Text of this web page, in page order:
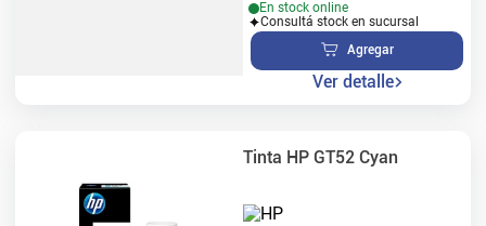
En stock online
Consultá stock en sucursal
Agregar
Ver detalle
Tinta HP GT52 Cyan